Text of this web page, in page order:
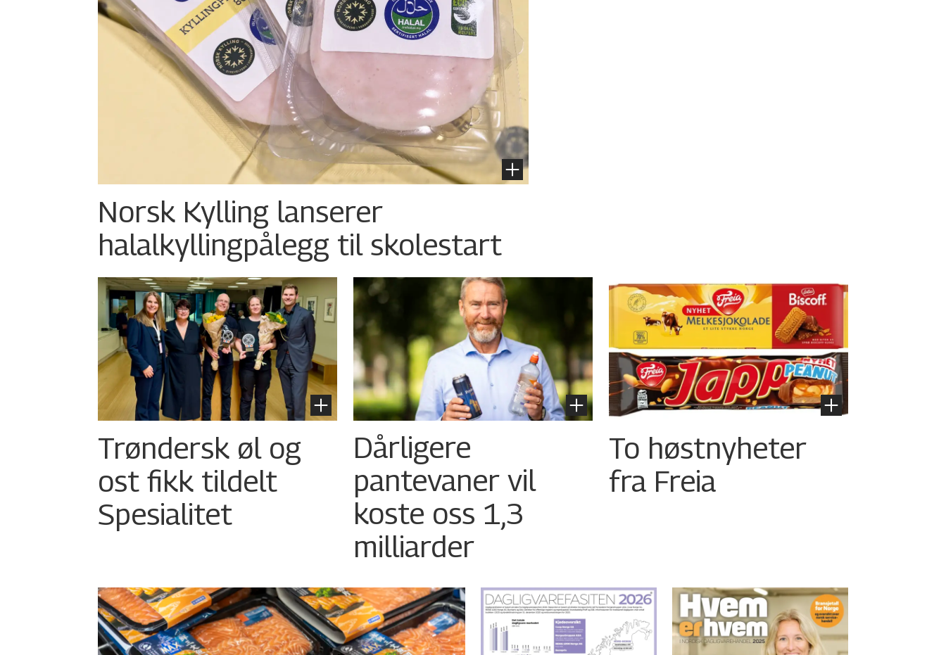
Norsk Kylling lanserer
halalkylling­pålegg til skolestart
Trøndersk øl og
ost fikk tildelt
Spesialitet
Dårligere
pantevaner vil
koste oss 1,3
milliarder
To høstnyheter
fra Freia